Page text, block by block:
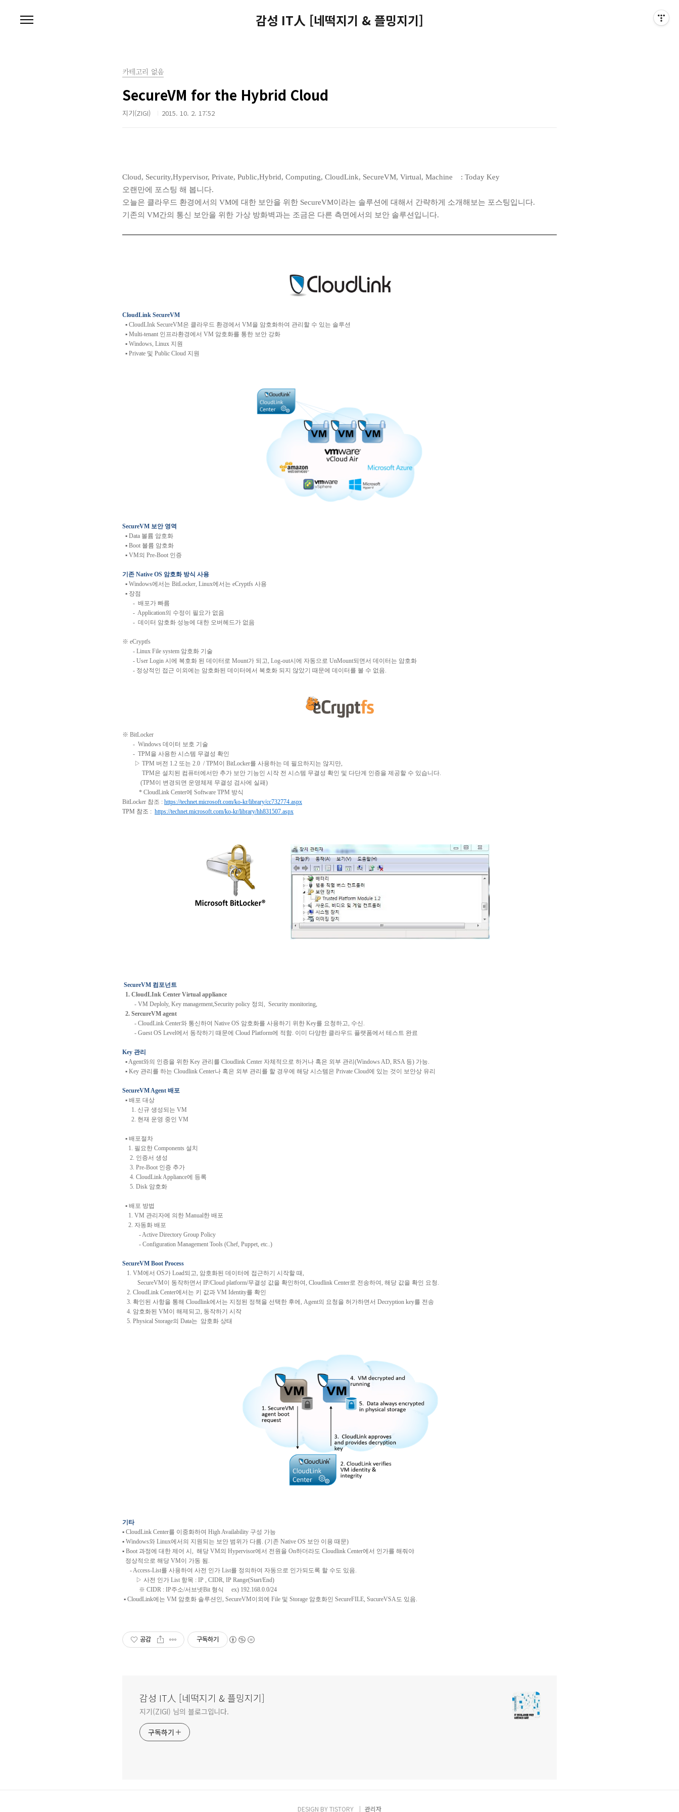
감성 IT人 [네떡지기 & 플밍지기]
카테고리 없음
SecureVM for the Hybrid Cloud
지기(ZIGI) 2015. 10. 2. 17:52
Cloud, Security,Hypervisor, Private, Public,Hybrid, Computing, CloudLink, SecureVM, Virtual, Machine : Today Key
오랜만에 포스팅 해 봅니다.
오늘은 클라우드 환경에서의 VM에 대한 보안을 위한 SecureVM이라는 솔루션에 대해서 간략하게 소개해보는 포스팅입니다.
기존의 VM간의 통신 보안을 위한 가상 방화벽과는 조금은 다른 측면에서의 보안 솔루션입니다.
CloudLink SecureVM
▪ CloudLInk SecureVM은 클라우드 환경에서 VM을 암호화하여 관리할 수 있는 솔루션
▪ Multi-tenant 인프라환경에서 VM 암호화를 통한 보안 강화
▪ Windows, Linux 지원
▪ Private 및 Public Cloud 지원
SecureVM 보안 영역
▪ Data 볼륨 암호화
▪ Boot 볼륨 암호화
▪ VM의 Pre-Boot 인증
기존 Native OS 암호화 방식 사용
▪ Windows에서는 BitLocker, Linux에서는 eCryptfs 사용
▪ 장점
- 배포가 빠름
- Application의 수정이 필요가 없음
- 데이터 암호화 성능에 대한 오버헤드가 없음
※ eCryptfs
- Linux File system 암호화 기술
- User Login 시에 복호화 된 데이터로 Mount가 되고, Log-out시에 자동으로 UnMount되면서 데이터는 암호화
- 정상적인 접근 이외에는 암호화된 데이터에서 복호화 되지 않았기 때문에 데이터를 볼 수 없음.
※ BitLocker
- Windows 데이터 보호 기술
- TPM을 사용한 시스템 무결성 확인
▷ TPM 버전 1.2 또는 2.0 /TPM이 BitLocker를 사용하는 데 필요하지는 않지만,
TPM은 설치된 컴퓨터에서만 추가 보안 기능인 시작 전 시스템 무결성 확인 및 다단계 인증을 제공할 수 있습니다.
(TPM이 변경되면 운영체제 무결성 검사에 실패)
* CloudLink Center에 Software TPM 방식
BitLocker 참조 : https://technet.microsoft.com/ko-kr/library/cc732774.aspx
TPM 참조 : https://technet.microsoft.com/ko-kr/library/hh831507.aspx
SecureVM 컴포넌트
1. CloudLInk Center Virtual appliance
- VM Deploly, Key management,Security policy 정의 , Security monitoring,
2. SercureVM agent
- CloudLink Center와 통신하여 Native OS 암호화를 사용하기 위한 Key를 요청하고, 수신 .
- Guest OS Level에서 동작하기 때문에 Cloud Platform에 적함. 이미 다양한 클라우드 플랫폼에서 테스트 완료
Key 관리
▪Agent와의 인증을 위한 Key 관리를 Cloudlink Center 자체적으로 하거나 혹은 외부 관리 (Windows AD, RSA 등) 가능.
▪ Key 관리를 하는 Cloudlink Center나 혹은 외부 관리를 할 경우에 해당 시스템은 Private Cloud에 있는 것이 보안상 유리
SecureVM Agent 배포
▪ 배포 대상
1. 신규 생성되는 VM
2. 현재 운영 중인 VM
▪ 배포절차
1. 필요한 Components 설치
2. 인증서 생성
3. Pre-Boot 인증 추가
4. CloudLink Appliance에 등록
5. Disk 암호화
▪ 배포 방법
1. VM 관리자에 의한 Manual한 배포
2. 자동화 배포
- Active Directory Group Policy
- Configuration Management Tools (Chef, Puppet, etc..)
SecureVM Boot Process
1. VM에서 OS가 Load되고, 암호화된 데이터에 접근하기 시작할 때,
SecureVM이 동작하면서 IP/Cloud platform/무결성 값을 확인하여, Cloudlink Center로 전송하여, 해당 값을 확인 요청.
2. CloudLink Center에서는 키 값과 VM Identity를 확인
3. 확인된 사항을 통해 Cloudlink에서는 지정된 정책을 선택한 후에 , Agent의 요청을 허가하면서 Decryption key를 전송
4. 암호화된 VM이 해제되고, 동작하기 시작
5. Physical Storage의 Data는 암호화 상태
기타
▪ CloudLink Center를 이중화하여 High Availability 구성 가능
▪ Windows와 Linux에서의 지원되는 보안 범위가 다름. (기존 Native OS 보안 이용 때문)
▪ Boot 과정에 대한 제어 시 , 해당 VM의 Hypervisor에서 전원을 On하더라도 Cloudlink Center에서 인가를 해줘야
정상적으로 해당 VM이 가동 됨 .
- Access-List를 사용하여 사전 인가 List를 정의하여 자동으로 인가되도록 할 수도 있음.
▷ 사전 인가 List 항목 : IP , CIDR, IP Range(Start/End)
※ CIDR : IP주소/서브넷Bit 형식
ex) 192.168.0.0/24
▪ CloudLink에는 VM 암호화 솔루션인, SecureVM이외에 File 및 Storage 암호화인 SecureFILE, SucureVSA도 있음.
공감 구독하기
감성 IT人 [네떡지기 & 플밍지기]
지기(ZIGI) 님의 블로그입니다.
구독하기
DESIGN BYTISTORY 관리자